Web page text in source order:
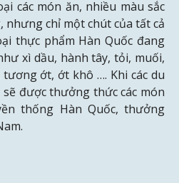
các món ăn, nhiều màu sắc
chỉ một chút của tất cả
thực phẩm Hàn Quốc đang
xì dầu, hành tây, tỏi, muối,
ớt, ớt khô …. Khi các du
sẽ được thưởng thức các món
thống Hàn Quốc, thưởng